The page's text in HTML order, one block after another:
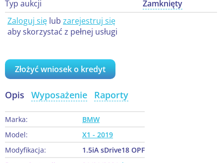
Typ aukcji
Zamknięty
Zaloguj się lub zarejestruj się
aby skorzystać z pełnej usługi
Złożyć wniosek o kredyt
Opis Wyposażenie Raporty
Marka:
BMW
Model:
X1 - 2019
Modyfikacja:
1.5iA sDrive18 OPF